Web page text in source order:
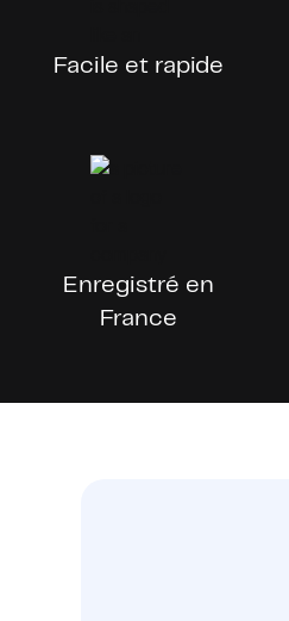
Facile et rapide
Enregistré en
France